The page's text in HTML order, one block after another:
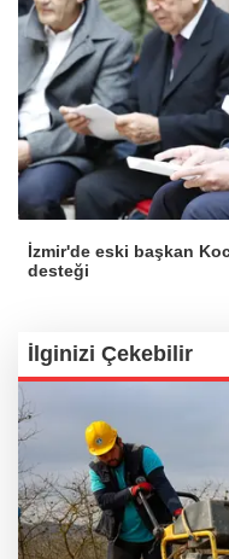
İzmir'de eski başkan
desteği
İlginizi Çekebilir